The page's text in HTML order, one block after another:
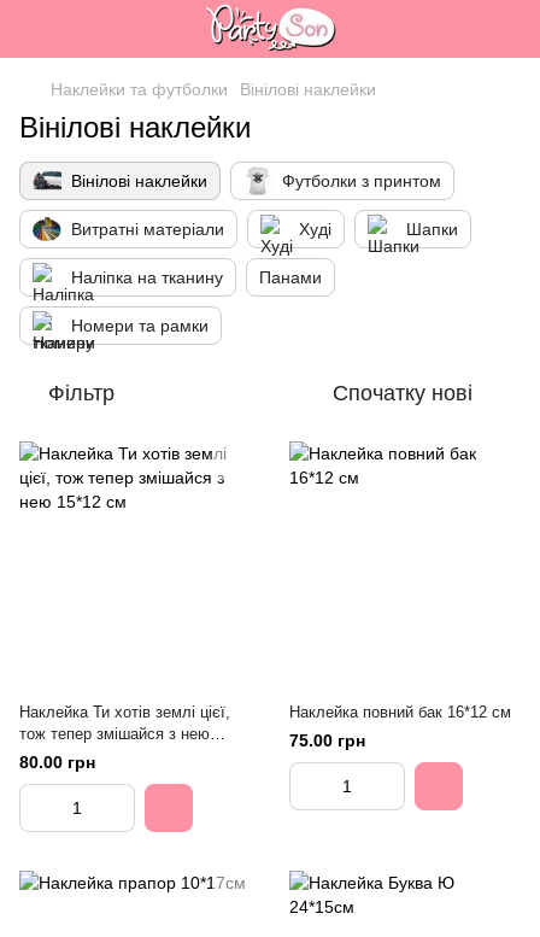
Наклейки та футболки Вінілові наклейки
Вінілові наклейки
Вінілові наклейки Футболки з принтом
Витратні матеріали Худі Шапки
Наліпка на тканину Панами
Номери та рамки
Фільтр Спочатку нові
Наклейка Ти хотів землі цієї,
тож тепер змішайся з нею
15*12 см
80.00 грн
Наклейка повний бак 16*12 см
75.00 грн